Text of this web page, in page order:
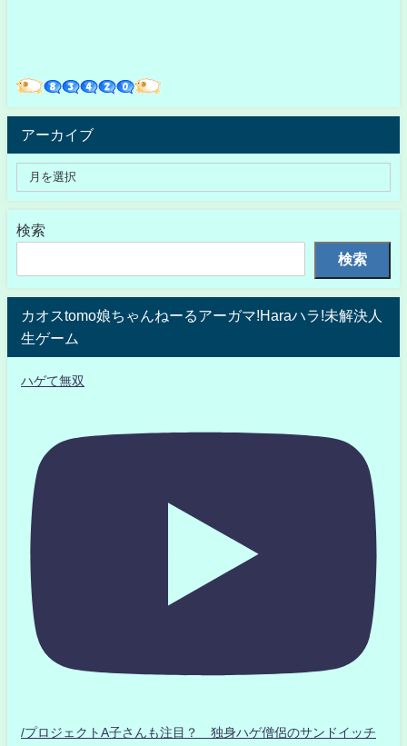
アーカイブ
検索
検索
カオスtomo娘ちゃんねーるアーガマ!Haraハラ!未解決人
生ゲーム
ハゲて無双
/プロジェクトA子さんも注目？ 独身ハゲ僧侶のサンドイッチ